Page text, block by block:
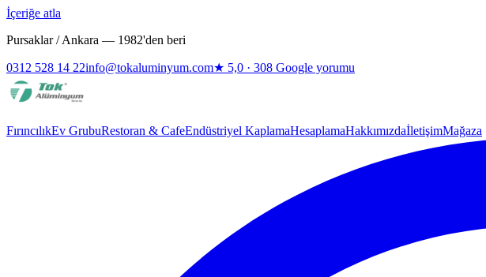
İçeriğe atla
Pursaklar / Ankara — 1982'den beri
0312 528 14 22info@tokaluminyum.com★ 5,0 · 308 Google yorumu
FırıncılıkEv GrubuRestoran & CafeEndüstriyel KaplamaHesaplamaHakkımızdaİletişimMağaza